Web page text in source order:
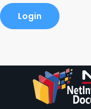
Login